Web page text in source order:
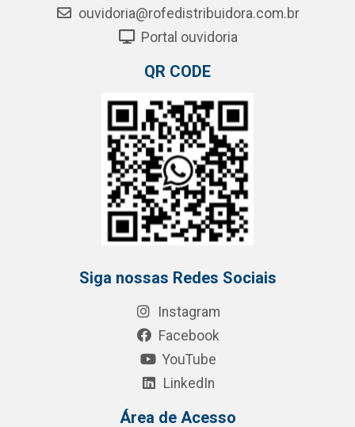
ouvidoria@rofedistribuidora.com.br
Portal ouvidoria
QR CODE
Siga nossas Redes Sociais
Instagram
Facebook
YouTube
LinkedIn
Área de Acesso